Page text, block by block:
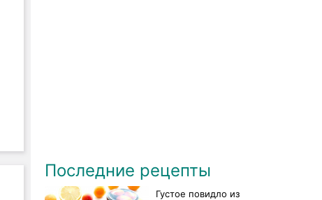
Последние рецепты
Густое повидло из